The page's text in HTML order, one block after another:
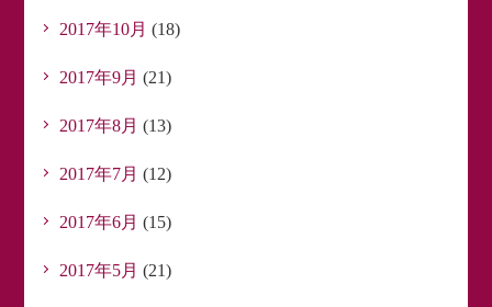
2017年10月 (18)
2017年9月 (21)
2017年8月 (13)
2017年7月 (12)
2017年6月 (15)
2017年5月 (21)